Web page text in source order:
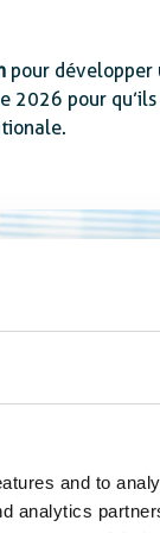
and to
analytics
pour développer
2026 pour